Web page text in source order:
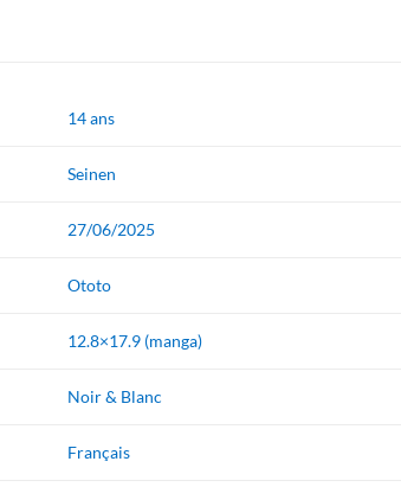
14 ans
Seinen
27/06/2025
Ototo
12.8×17.9 (manga)
Noir & Blanc
Français